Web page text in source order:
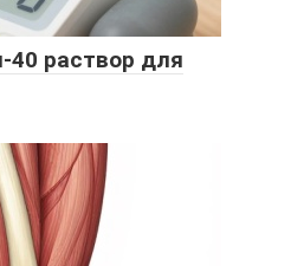
40 раствор для